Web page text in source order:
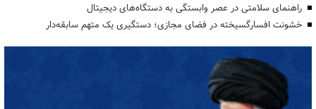
راهنمای سلامتی در عصر وابستگی به دستگاه‌های دیجیتال
خشونت افسارگسیخته در فضای مجازی؛ دستگیری یک متهم سابقه‌دار